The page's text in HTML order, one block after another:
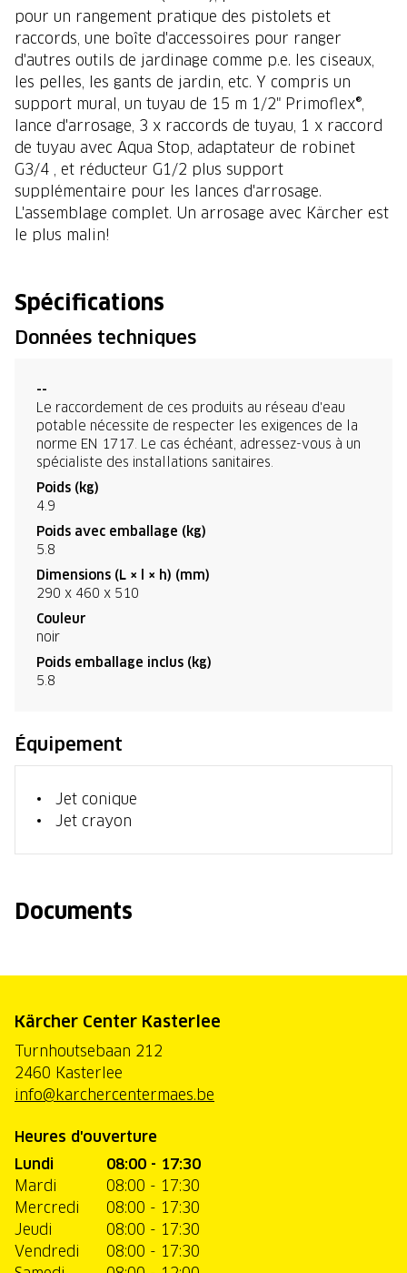
pour un rangement pratique des pistolets et
raccords, une boîte d'accessoires pour ranger
d'autres outils de jardinage comme p.e. les ciseaux,
les pelles, les gants de jardin, etc. Y compris un
support mural, un tuyau de 15 m 1/2" Primoflex®,
lance d'arrosage, 3 x raccords de tuyau, 1 x raccord
de tuyau avec Aqua Stop, adaptateur de robinet
G3/4 , et réducteur G1/2 plus support
supplémentaire pour les lances d'arrosage.
L'assemblage complet. Un arrosage avec Kärcher est
le plus malin!
Spécifications
Données techniques
--
Le raccordement de ces produits au réseau d'eau
potable nécessite de respecter les exigences de la
norme EN 1717. Le cas échéant, adressez-vous à un
spécialiste des installations sanitaires.
Poids (kg)
4.9
Poids avec emballage (kg)
5.8
Dimensions (L × l × h) (mm)
290 x 460 x 510
Couleur
noir
Poids emballage inclus (kg)
5.8
Équipement
Jet conique
Jet crayon
Documents
Kärcher Center Kasterlee
Turnhoutsebaan 212
2460 Kasterlee
info@karchercentermaes.be
Heures d'ouverture
Lundi
08:00 - 17:30
Mardi
08:00 - 17:30
Mercredi
08:00 - 17:30
Jeudi
08:00 - 17:30
Vendredi
08:00 - 17:30